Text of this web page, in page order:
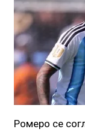
Ромеро се